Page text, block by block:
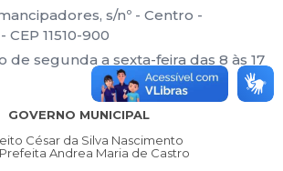
s/nº - Centro -
CEP 11510-900
de segunda a sexta-feira das 8 às 17
GOVERNO MUNICIPAL
César da Silva Nascimento
Andrea Maria de Castro